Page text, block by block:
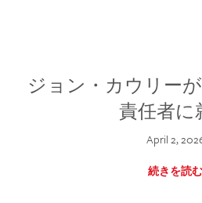
ジョン・カウリー
責任者に
April 2,
続きを読む